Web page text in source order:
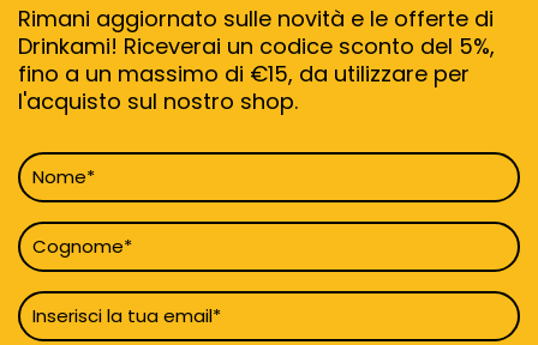
Rimani aggiornato sulle novità e le offerte di
Drinkami! Riceverai un codice sconto del 5%,
fino a un massimo di €15, da utilizzare per
l'acquisto sul nostro shop.
Nome
*
Cognome
*
Email
*